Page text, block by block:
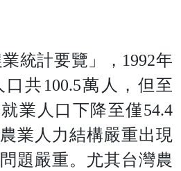
統計要覽」 ， 1992年
口共 100.5萬人，但 至
業人口下降至僅54.4
業人力結構嚴重出現
題嚴重。尤其台灣農